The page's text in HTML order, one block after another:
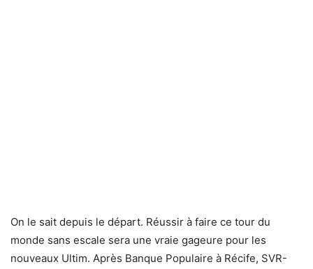
On le sait depuis le départ. Réussir à faire ce tour du
monde sans escale sera une vraie gageure pour les
nouveaux Ultim. Après Banque Populaire à Récife, SVR-